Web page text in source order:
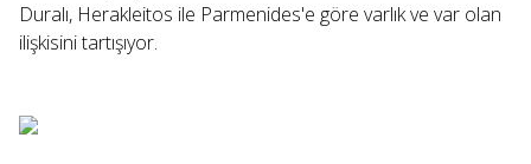
Duralı, Herakleitos ile Parmenides'e göre varlık ve var olan
ilişkisini tartışıyor.